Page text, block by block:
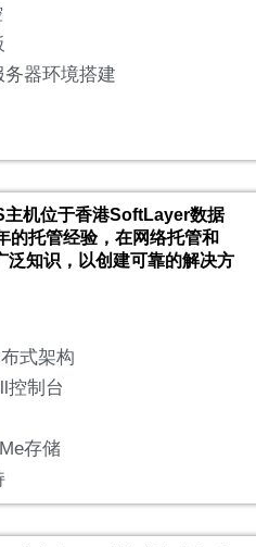
器环境搭建
机位于香港SoftLayer数据
的托管经验，在网络托管和
泛知识，以创建可靠的解决方
式架构
控制台
存储